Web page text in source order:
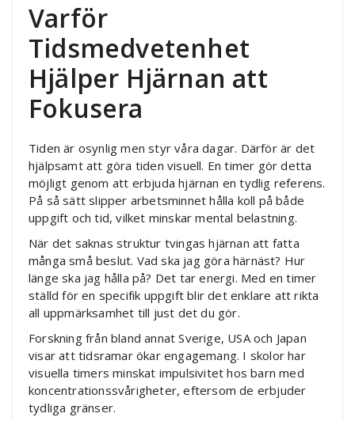
Varför
Tidsmedvetenhet
Hjälper Hjärnan att
Fokusera
Tiden är osynlig men styr våra dagar. Därför är det
hjälpsamt att göra tiden visuell. En timer gör detta
möjligt genom att erbjuda hjärnan en tydlig referens.
På så sätt slipper arbetsminnet hålla koll på både
uppgift och tid, vilket minskar mental belastning.
När det saknas struktur tvingas hjärnan att fatta
många små beslut. Vad ska jag göra härnäst? Hur
länge ska jag hålla på? Det tar energi. Med en timer
ställd för en specifik uppgift blir det enklare att rikta
all uppmärksamhet till just det du gör.
Forskning från bland annat Sverige, USA och Japan
visar att tidsramar ökar engagemang. I skolor har
visuella timers minskat impulsivitet hos barn med
koncentrationssvårigheter, eftersom de erbjuder
tydliga gränser.